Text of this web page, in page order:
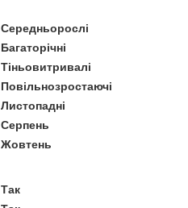
Середньорослі
Багаторічні
Тіньовитривалі
Повільнозростаючі
Листопадні
Серпень
Жовтень
Так